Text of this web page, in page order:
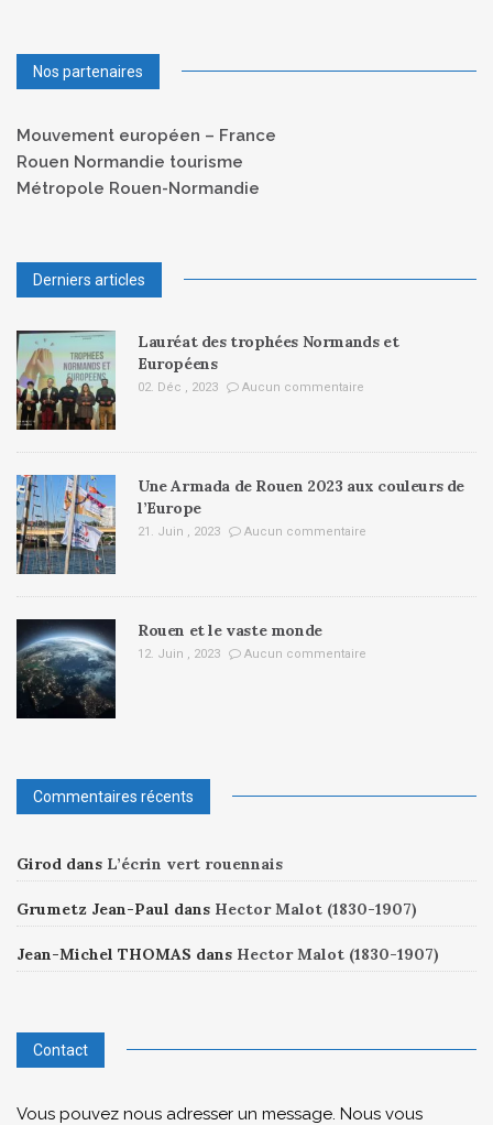
Nos partenaires
Mouvement européen – France
Rouen Normandie tourisme
Métropole Rouen-Normandie
Derniers articles
Lauréat des trophées Normands et
Européens
02. Déc , 2023 Aucun commentaire
Une Armada de Rouen 2023 aux couleurs de
l’Europe
21. Juin , 2023 Aucun commentaire
Rouen et le vaste monde
12. Juin , 2023 Aucun commentaire
Commentaires récents
Girod dans L’écrin vert rouennais
Grumetz Jean-Paul dans Hector Malot (1830-1907)
Jean-Michel THOMAS dans Hector Malot (1830-1907)
Contact
Vous pouvez nous adresser un message. Nous vous